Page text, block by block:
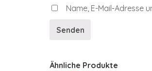
Name, E-Mail-Adresse
Ähnliche Produkte